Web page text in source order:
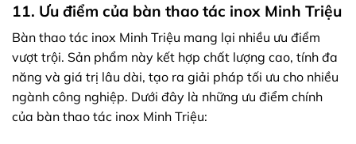
11. Ưu điểm của bàn thao tác inox Minh Triệu
Bàn thao tác inox Minh Triệu mang lại nhiều ưu điểm
vượt trội. Sản phẩm này kết hợp chất lượng cao, tính đa
năng và giá trị lâu dài, tạo ra giải pháp tối ưu cho nhiều
ngành công nghiệp. Dưới đây là những ưu điểm chính
của bàn thao tác inox Minh Triệu: